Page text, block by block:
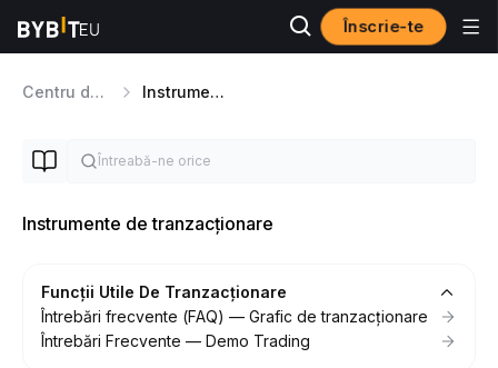
Înscrie-te
Centru de Ajutor Instrumente de tranzacționare
Instrumente de tranzacționare
Funcții Utile De Tranzacționare
Întrebări frecvente (FAQ) — Grafic de tranzacționare
Întrebări Frecvente — Demo Trading